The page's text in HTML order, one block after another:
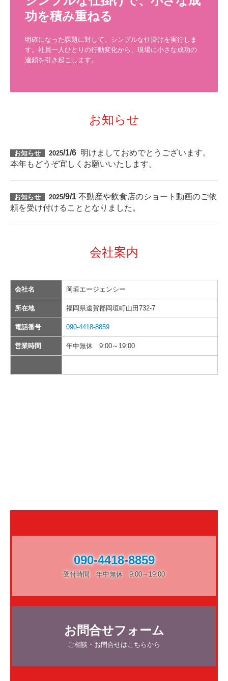
功を積み重ねる
明確になった課題に対して、シンプルな仕掛けを実行しま
す。社員一人ひとりの行動変化から、現場に小さな成功の
連鎖を引き起こします。
お知らせ
お知らせ 2025/1/6 明けましておめでとうございます。
本年もどうぞ宜しくお願いいたします。
お知らせ 2025/9/1 不動産や飲食店のショート動画のご依
頼を受け付けることとなりました。
会社案内
会社名 岡垣エージェンシー
所在地 福岡県遠賀郡岡垣町山田732-7
電話番号 090-4418-8859
営業時間 年中無休 9:00～19:00
090-4418-8859
受付時間　年中無休　9:00～19:00
お問合せフォーム
ご相談・お問合せはこちらから